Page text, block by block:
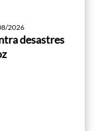
2026
desastres